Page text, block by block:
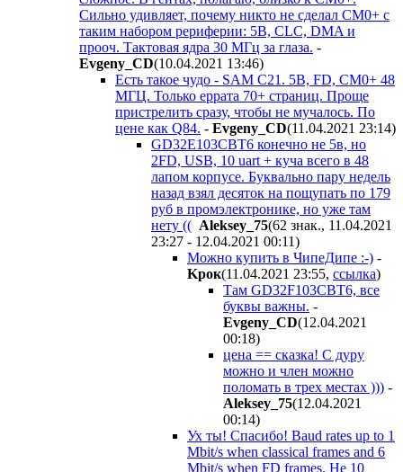
Сильно удивляет, почему никто не сделал CM0+ с
таким набором рериферии: 5В, CLC, DMA и
прооч. Тактовая ядра 30 МГц за глаза. -
Evgeny_CD(10.04.2021 13:46)
Есть такое чудо - SAM C21. 5В, FD, CM0+ 48
МГЦ. Только еррата 70+ страниц. Проще
пристрелить сразу, чтобы не мучалось. По
цене как Q84. - Evgeny_CD(11.04.2021 23:14)
GD32E103CBT6 конечно не 5в, но
2FD, USB, 10 uart + куча всего в 48
лапом корпусе. Буквально пару недель
назад взял десяток на пощупать по 179
руб в промэлектронике, но уже там
нету (( Aleksey_75(62 знак., 11.04.2021
23:27 - 12.04.2021 00:11)
Можно купить в ЧипеДипе :-) -
Kpoк(11.04.2021 23:55, ссылка)
Там GD32F103CBT6, все
буквы важны. -
Evgeny_CD(12.04.2021
00:18)
цена == сказка! С дуру
можно и член можно
поломать в трех местах ))) -
Aleksey_75(12.04.2021
00:14)
Ух ты! Спасибо! Baud rates up to 1
Mbit/s when classical frames and 6
Mbit/s when FD frames. Не 10